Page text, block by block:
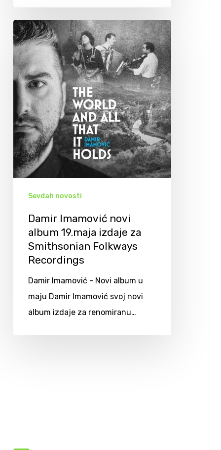
Sevdah novosti
Damir Imamović novi
album 19.maja izdaje za
Smithsonian Folkways
Recordings
Damir Imamović - Novi album u
maju Damir Imamović svoj novi
album izdaje za renomiranu…